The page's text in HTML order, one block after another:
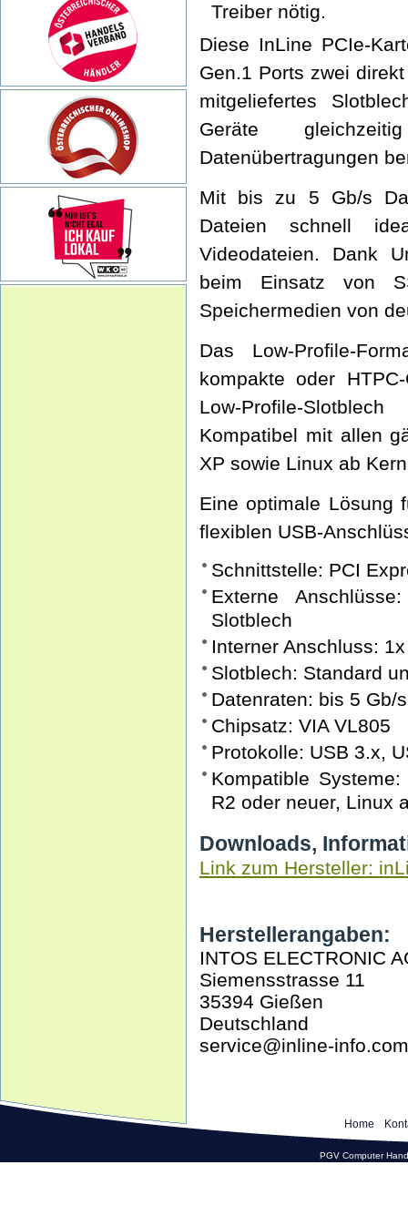
Treiber nötig.
Diese InLine PCIe-
Gen.1 Ports zwei
mitgeliefertes
Geräte
Datenübertragungen
Mit bis zu 5 Gb/s
Dateien schnell
Videodateien. Dank
beim Einsatz von
Speichermedien von
Das Low-Profile-
kompakte oder
Low-Profile-
Kompatibel mit allen
XP sowie Linux ab
Eine optimale Lösung
flexiblen USB-
Schnittstelle: PCI
Externe
Slotblech
Interner Anschluss:
Slotblech: Standard
Datenraten: bis 5 Gb/
Chipsatz: VIA VL805
Protokolle: USB 3.x,
Kompatible
R2 oder neuer, Linux
Downloads,
Link zum Hersteller:
Herstellerangaben:
INTOS ELECTRONIC
Siemensstrasse 11
35394 Gießen
Deutschland
service@inline-info.com
Home
PGV Computer